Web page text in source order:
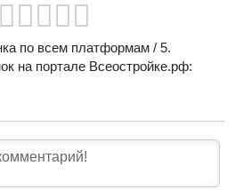
по всем платформам / 5.
на портале Всеостройке.рф: